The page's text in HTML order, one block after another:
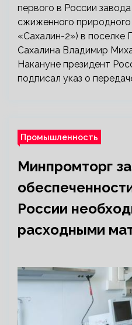
первого в России
сжиженного природного
«Сахалин-2») в поселке
Сахалина Владимир
Накануне президент
подписал указ о
Промышленность
Минпромторг
России
расходными